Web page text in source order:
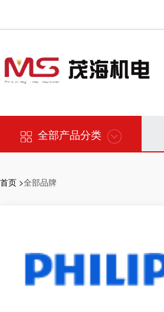
全部产品分类
首页 >全部品牌